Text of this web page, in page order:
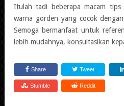
Itulah tadi beberapa macam
warna gorden yang cocok
Semoga bermanfaat untuk
lebih mudahnya, konsultasikan
Share Tweet
Stumble Reddit